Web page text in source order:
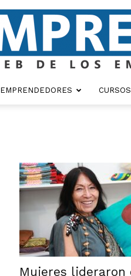
EMPRENDEDORES
Mujeres lideraron